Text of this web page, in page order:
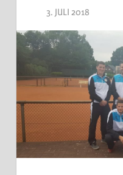
3. JULI 2018